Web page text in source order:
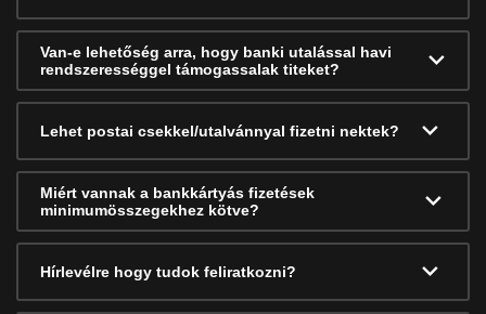
Van-e lehetőség arra, hogy banki utalással havi
rendszerességgel támogassalak titeket?
Lehet postai csekkel/utalvánnyal fizetni nektek?
Miért vannak a bankkártyás fizetések
minimumösszegekhez kötve?
Hírlevélre hogy tudok feliratkozni?